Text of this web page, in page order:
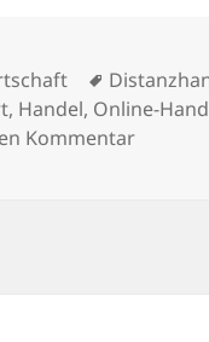
, Handel, Online-
Kommentarzu